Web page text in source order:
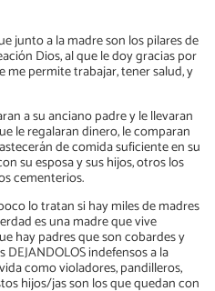
junto a la madre son los pilares de
Dios, al que le doy gracias por
me permite trabajar, tener salud, y
a su anciano padre y le llevaran
le regalaran dinero, le comparan
de comida suficiente en su
su esposa y sus hijos, otros los
cementerios.
lo tratan si hay miles de madres
es una madre que vive
hay padres que son cobardes y
indefensos a la
como violadores, pandilleros,
hijos/jas son los que quedan con